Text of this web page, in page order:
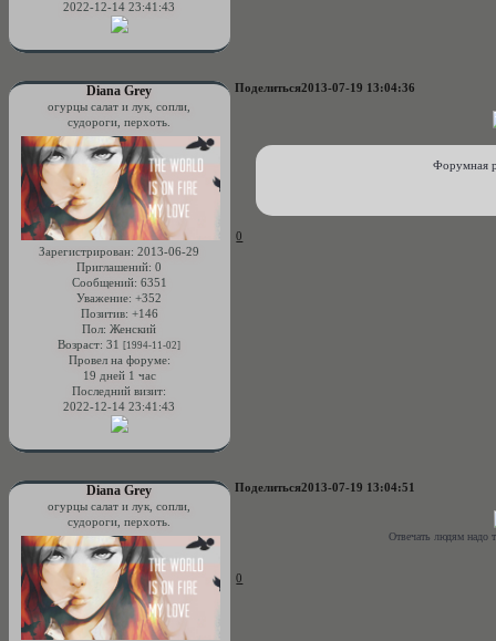
2022-12-14 23:41:43
Поделиться2013-07-19 13:04:36
Diana Grey
огурцы салат и лук, сопли,
судороги, перхоть.
Зарегистрирован: 2013-06-29
Приглашений: 0
Сообщений: 6351
Уважение: +352
Позитив: +146
Пол: Женский
Возраст: 31[1994-11-02]
Провел на форуме:
19 дней 1 час
Последний визит:
2022-12-14 23:41:43
Форумная
0
Поделиться2013-07-19 13:04:51
Diana Grey
огурцы салат и лук, сопли,
судороги, перхоть.
Отвечать людям надо
0